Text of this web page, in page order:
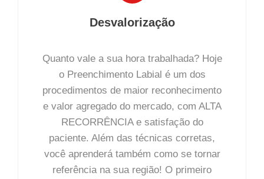
Desvalorização
Quanto vale a sua hora trabalhada? Hoje
o Preenchimento Labial é um dos
procedimentos de maior reconhecimento
e valor agregado do mercado, com ALTA
RECORRÊNCIA e satisfação do
paciente. Além das técnicas corretas,
você aprenderá também como se tornar
referência na sua região! O primeiro